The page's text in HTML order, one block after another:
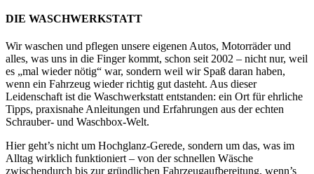
DIE WASCHWERKSTATT
Wir waschen und pflegen unsere eigenen Autos, Motorräder und
alles, was uns in die Finger kommt, schon seit 2002 – nicht nur, weil
es „mal wieder nötig“ war, sondern weil wir Spaß daran haben,
wenn ein Fahrzeug wieder richtig gut dasteht. Aus dieser
Leidenschaft ist die Waschwerkstatt entstanden: ein Ort für ehrliche
Tipps, praxisnahe Anleitungen und Erfahrungen aus der echten
Schrauber- und Waschbox-Welt.
Hier geht’s nicht um Hochglanz-Gerede, sondern um das, was im
Alltag wirklich funktioniert – von der schnellen Wäsche
zwischendurch bis zur gründlichen Fahrzeugaufbereitung, wenn’s